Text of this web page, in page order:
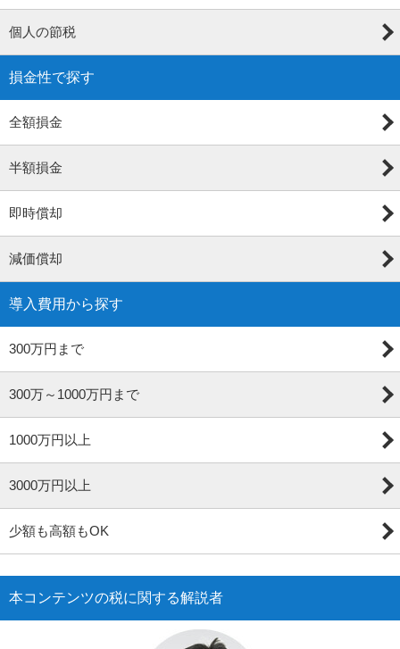
個人の節税
損金性で探す
全額損金
半額損金
即時償却
減価償却
導入費用から探す
300万円まで
300万～1000万円まで
1000万円以上
3000万円以上
少額も高額もOK
本コンテンツの税に関する解説者